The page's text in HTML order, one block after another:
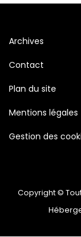
Archives
Contact
Plan du site
Mentions légales
Gestion des
Copyright ©